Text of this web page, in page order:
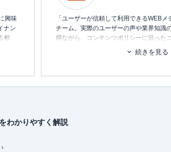
興味
ナン
相
の
、
「ユーザーが信頼して利用できるWEB
チーム。実際のユーザーの声や業界知識
得ながら、コンテンツポリシーに沿った
ます。暮らしに関するトピックを中心に
消し、最適な選択を支援するためのコン
■書籍
初心者でもわかる！お金に関するアレコ
続きを見る
わかりやすく解説